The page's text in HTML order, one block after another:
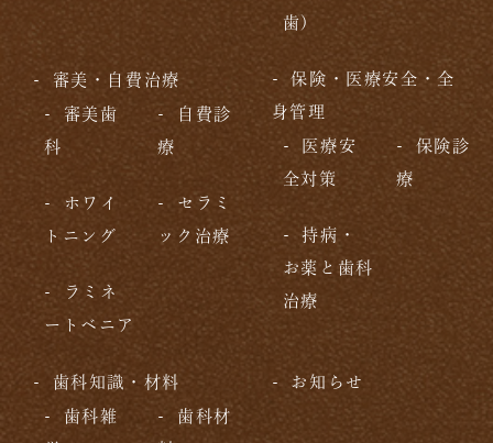
歯)
審美・自費治療
審美歯
科
自費診
療
ホワイ
トニング
セラミ
ック治療
ラミネ
ートベニア
保険・医療安全・全
身管理
医療安
全対策
保険診
療
持病・
お薬と歯科
治療
歯科知識・材料
歯科雑
歯科材
お知らせ